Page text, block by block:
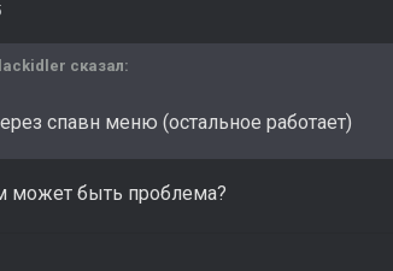
сказал:
спавн меню (остальное работает)
может быть проблема?